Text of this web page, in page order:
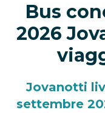
Bus
2026
Jovanotti
settembre